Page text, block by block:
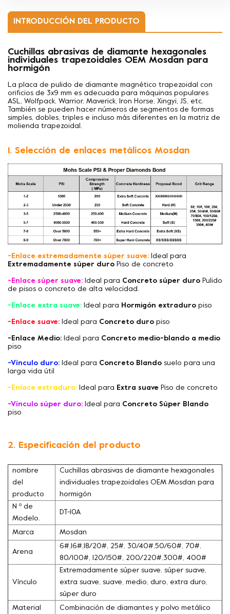
INTRODUCCIÓN DEL PRODUCTO
Cuchillas abrasivas de diamante hexagonales
individuales trapezoidales OEM Mosdan para
hormigón
La placa de pulido de diamante magnético trapezoidal con
orificios de 3x9 mm es adecuada para máquinas populares
ASL, Wolfpack, Warrior, Maverick, Iron Horse, Xingyi, JS, etc.
También se pueden hacer números de segmentos de formas
simples, dobles, triples e incluso más diferentes en la matriz de
molienda trapezoidal.
1. Selección de enlaces metálicos Mosdan
-Enlace extremadamente súper suave: Ideal para
Extremadamente súper duro Piso de concreto
-Enlace súper suave: Ideal para Concreto súper duro Pulido
de pisos o concreto de alta velocidad.
-Enlace extra suave: Ideal para Hormigón extraduro piso
-Enlace suave: Ideal para Concreto duro piso
-Enlace Medio: Ideal para Concreto medio-blando a medio
piso
-Vínculo duro: Ideal para Concreto Blando suelo para una
larga vida útil
-Enlace extraduro: Ideal para Extra suave Piso de concreto
-Vínculo súper duro: Ideal para Concreto Súper Blando
piso
2. Especificación del producto
nombre
del
producto
Cuchillas abrasivas de diamante hexagonales
individuales trapezoidales OEM Mosdan para
hormigón
N º de
Modelo.
DT-10A
Marca Mosdan
Arena
6#,16#,18/20#, 25#, 30/40#,50/60#, 70#,
80/100#, 120/150#, 200/220#,300#, 400#
Vínculo
Extremadamente súper suave, súper suave,
extra suave, suave, medio, duro, extra duro,
súper duro
Material Combinación de diamantes y polvo metálico